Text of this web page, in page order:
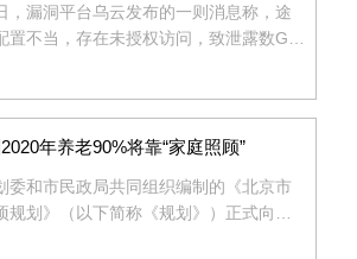
，漏洞平台乌云发布的一则消息称，途
置不当，存在未授权访问，致泄露数G源
云称，途牛的两台服务器58.68.255.59
年养老90%将靠“家庭照顾”
委和市民政局共同组织编制的《北京市
规划》（以下简称《规划》）正式向社
明确提出：至2020年，北京市人均养老